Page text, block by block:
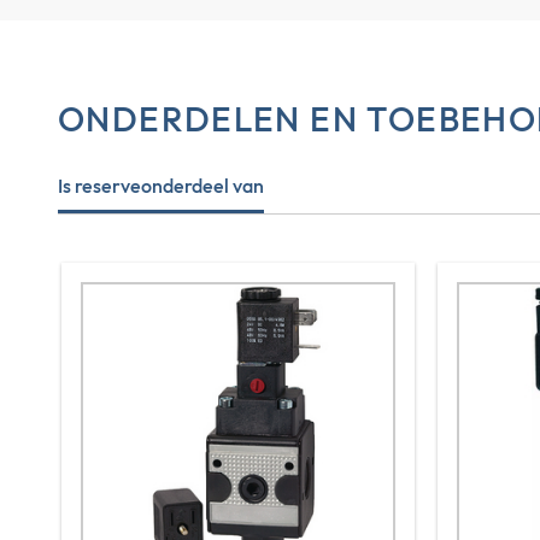
ONDERDELEN EN
Is reserveonderdeel van